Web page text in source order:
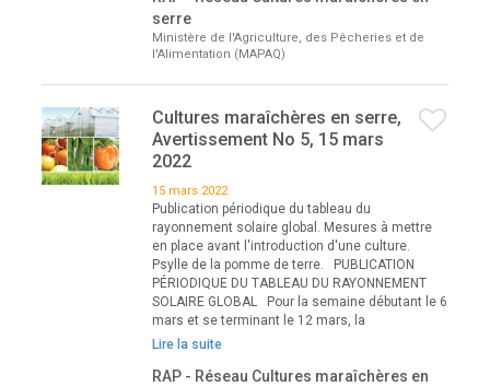
serre
Ministère de l'Agriculture, des Pêcheries et de
l'Alimentation (MAPAQ)
Cultures maraîchères en serre,
Avertissement No 5, 15 mars
2022
15 mars 2022
Publication périodique du tableau du
rayonnement solaire global. Mesures à mettre
en place avant l'introduction d'une culture.
Psylle de la pomme de terre. PUBLICATION
PÉRIODIQUE DU TABLEAU DU RAYONNEMENT
SOLAIRE GLOBAL Pour la semaine débutant le 6
mars et se terminant le 12 mars, la
Lire la suite
RAP - Réseau Cultures maraîchères en